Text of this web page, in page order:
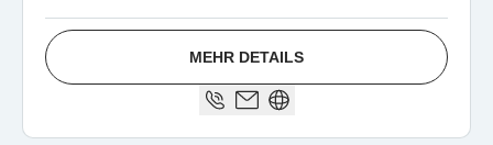
MEHR DETAILS